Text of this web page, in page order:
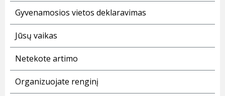
Gyvenamosios vietos deklaravimas
Jūsų vaikas
Netekote artimo
Organizuojate renginį